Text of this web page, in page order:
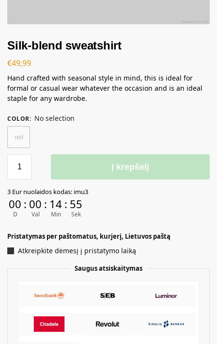
Silk-blend sweatshirt
€49,99
Hand crafted with seasonal style in mind, this is ideal for
formal or casual wear whatever the occasion and is an ideal
staple for any wardrobe.
COLOR: No selection
red
Į krepšelį
l
t
n
a
3 Eur nuolaidos kodas: imu3
00
D
: 00
Val
: 14
Min
: 54
Sek
Pristatymas per paštomatus, kurjerį, Lietuvos paštą
Atkreipkite dėmesį į pristatymo laiką
Saugus atsiskaitymas